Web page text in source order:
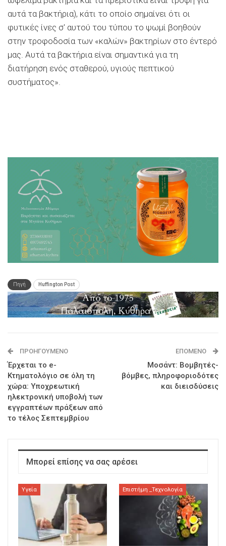
αυτά τα βακτήρια), κάτι το οποίο σημαίνει ότι οι
φυτικές ίνες σ′ αυτού του τύπου το ψωμί βοηθούν
στην τροφοδοσία των «καλών» βακτηρίων στο έντερό
μας. Αυτά τα βακτήρια είναι σημαντικά για τη
διατήρηση ενός σταθερού, υγιούς πεπτικού
συστήματος».
Πηγή Huffington Post
ΠΡΟΗΓΟΎΜΕΝΟ
Έρχεται το e-
Κτηματολόγιο σε όλη τη
χώρα: Υποχρεωτική
ηλεκτρονική υποβολή των
εγγραπτέων πράξεων από
το τέλος Σεπτεμβρίου
ΕΠΌΜΕΝΟ
Μοσάντ: Βομβητές-
βόμβες, πληροφοριοδότες
και διεισδύσεις
Μπορεί επίσης να σας αρέσει
Υγεία Επιστήμη _Τεχνολογία